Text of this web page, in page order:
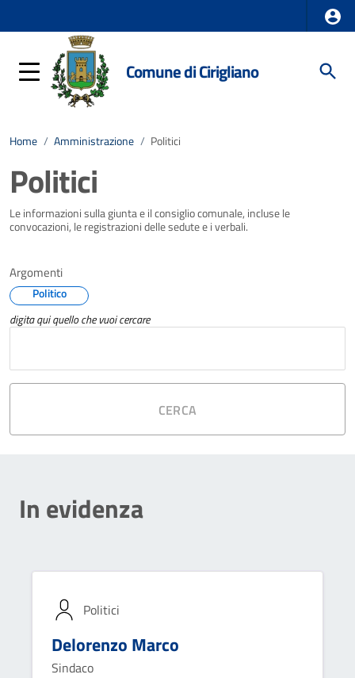
Comune di Cirigliano
Home / Amministrazione / Politici
Politici
Le informazioni sulla giunta e il consiglio comunale, incluse le
convocazioni, le registrazioni delle sedute e i verbali.
Argomenti
Politico
digita qui quello che vuoi cercare
CERCA
In evidenza
Politici
Delorenzo Marco
Sindaco